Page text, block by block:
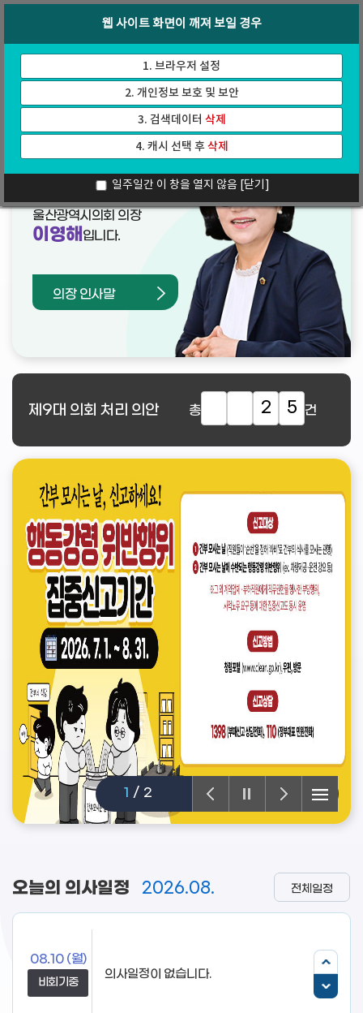
가
기
인터넷방송
웹 사이트 화면이 깨져 보일 경우
1. 브라우저 설정
2. 개인정보 보호 및 보안
3. 검색데이터 삭제
4. 캐시 선택 후삭제
일주일간 이 창을 열지 않음 [닫기]
1 / 2
열린의장실
울산광역시의회 의장
이영해 입니다.
의장 인사말
제9대 의회 처리 의안 총 2 5 건
오늘의 의사일정 2026.08.
08.10 (월)
비회기중
의사일정이 없습니다.
전체일정